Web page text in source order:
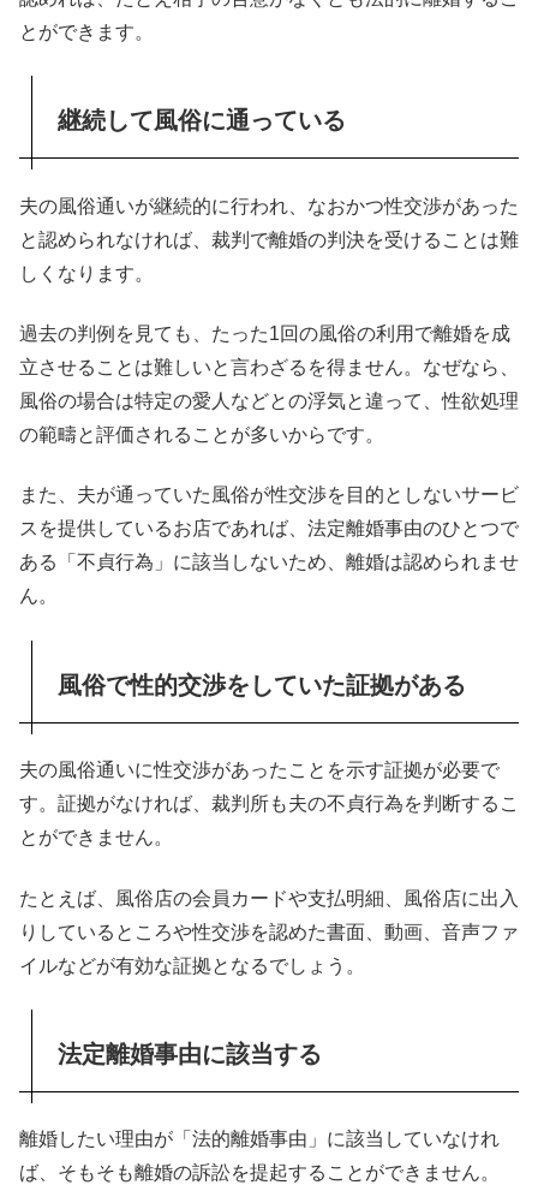
とができます。
継続して風俗に通っている
夫の風俗通いが継続的に行われ、なおかつ性交渉があった
と認められなければ、裁判で離婚の判決を受けることは難
しくなります。
過去の判例を見ても、たった1回の風俗の利用で離婚を成
立させることは難しいと言わざるを得ません。なぜなら、
風俗の場合は特定の愛人などとの浮気と違って、性欲処理
の範疇と評価されることが多いからです。
また、夫が通っていた風俗が性交渉を目的としないサービ
スを提供しているお店であれば、法定離婚事由のひとつで
ある「不貞行為」に該当しないため、離婚は認められませ
ん。
風俗で性的交渉をしていた証拠がある
夫の風俗通いに性交渉があったことを示す証拠が必要で
す。証拠がなければ、裁判所も夫の不貞行為を判断するこ
とができません。
たとえば、風俗店の会員カードや支払明細、風俗店に出入
りしているところや性交渉を認めた書面、動画、音声ファ
イルなどが有効な証拠となるでしょう。
法定離婚事由に該当する
離婚したい理由が「法的離婚事由」に該当していなけれ
ば、そもそも離婚の訴訟を提起することができません。